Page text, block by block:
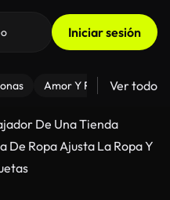
Iniciar sesión
Amor Y Relaciones
Ver todo
De Una Tienda
De Ropa Ajusta La Ropa Y